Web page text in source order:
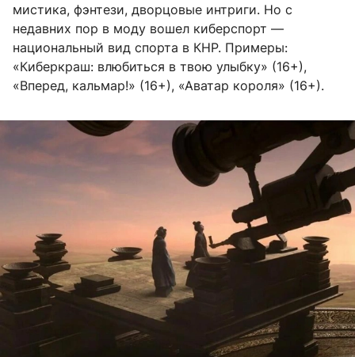
мистика, фэнтези, дворцовые интриги. Но с
недавних пор в моду вошел киберспорт —
национальный вид спорта в КНР. Примеры:
«Киберкраш: влюбиться в твою улыбку» (16+),
«Вперед, кальмар!» (16+), «Аватар короля» (16+).